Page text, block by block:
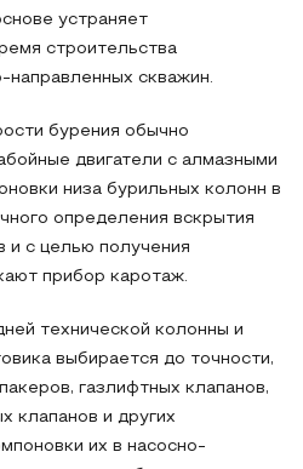
устраняет
строительства
направленных скважин.
бурения обычно
двигатели с алмазными
низа бурильных колонн в
определения вскрытия
и с целью получения
прибор каротаж.
технической колонны и
выбирается до точности,
газлифтных клапанов,
клапанов и других
их в насосно-